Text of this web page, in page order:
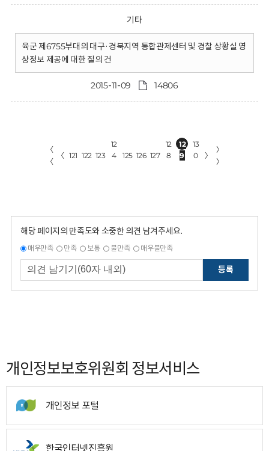
기타
육군 제6755부대의 대구·경북지역 통합관제센터 및 경찰 상황실 영
상정보 제공에 대한 질의 건
2015-11-09 14806
〈
〈
〈 121 122 123
12
4
125 126 127
12
8
12
9
13
0
〉
〉
〉
해당 페이지의 만족도와 소중한 의견 남겨주세요.
매우만족 만족 보통 불만족 매우불만족
등록
개인정보보호위원회 정보서비스
개인정보 포털
한국인터넷진흥원